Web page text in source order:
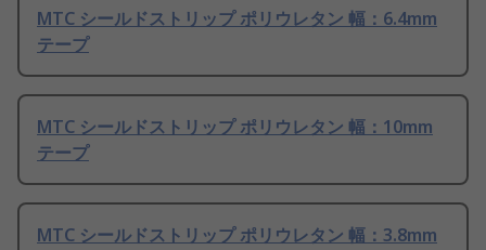
MTC シールドストリップ ポリウレタン 幅：6.4mm
テープ
MTC シールドストリップ ポリウレタン 幅：10mm
テープ
MTC シールドストリップ ポリウレタン 幅：3.8mm